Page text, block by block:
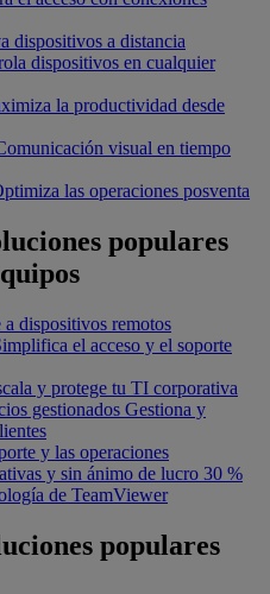
dispositivos a distancia
dispositivos en cualquier
la productividad desde
visual en tiempo
las operaciones posventa
populares
a dispositivos remotos
el acceso y el soporte
y protege tu TI corporativa
gestionados Gestiona y
y las operaciones
y sin ánimo de lucro 30 %
de TeamViewer
populares